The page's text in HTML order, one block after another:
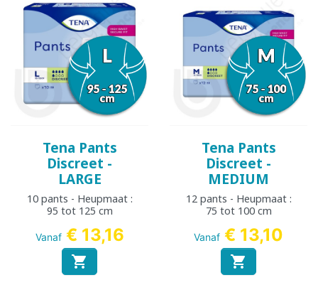
Tena Pants
Discreet -
LARGE
10 pants - Heupmaat :
95 tot 125 cm
Vanaf € 13,16

Tena Pants
Discreet -
MEDIUM
12 pants - Heupmaat :
75 tot 100 cm
Vanaf € 13,10
